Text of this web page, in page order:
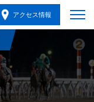
アクセス情報